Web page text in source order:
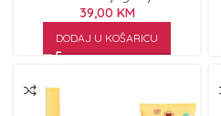
39,00 KM
DODAJ U KOŠARICU